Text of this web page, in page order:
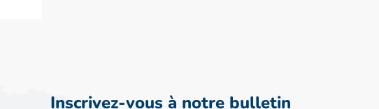
Inscrivez-vous à notre bulletin